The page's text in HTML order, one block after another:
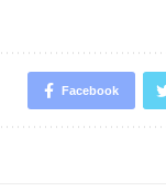
Facebook